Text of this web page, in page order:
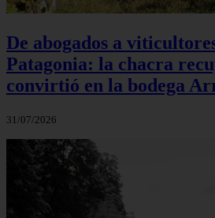
De abogados a
Patagonia: la chacra
convirtió en la bodega
31/07/2026